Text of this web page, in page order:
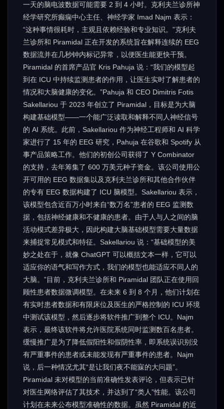
一天的脑电波数据可能需要 2 到 4 小时。克利夫兰诊所神
经学研究所癫痫中心主任、神经学家 Imad Najm 表示：
“这种事情很耗时，主观且依赖经验和专业知识。”克利夫
兰诊所和 Piramidal 正在开发的系统旨在解释连续的 EEG
数据流并在几秒钟内标记异常，以便医生能更快干预。
Piramidal 的首席产品官 Kris Pahuja 说：“我们的模型起
到在 ICU 中持续监测患者的作用，让医生实时了解患者的
情况和大脑健康的变化。”Pahuja 和 CEO Dimitris Fotis
Sakellariou 于 2023 年创立了 Piramidal，目标是为大脑
构建基础模型——一个能广泛读取和解释不同人神经信号
的 AI 系统。此前，Sakellariou 作为神经工程师和 AI 科学
家进行了 15 年的 EEG 研究，Pahuja 在谷歌和 Spotify 从
事产品策略工作。他们的初创公司获得了 Y Combinator
的支持，去年筹集了 600 万美元种子资金。该公司使用公
开可用的 EEG 数据集以及克利夫兰诊所和其他合作伙伴
的专有 EEG 数据构建了 ICU 脑模型。Sakellariou 表示，
该模型包含近百万小时来自“数万名”患者的 EEG 监测数
据，包括神经健康和不健康的患者。由于人与人之间的脑
活动模式差异极大，因此构建大脑基础模型需要大量数据
来捕捉常见模式和特征。Sakellariou 说：“基础模型的美
妙之处在于，就像 ChatGPT 可以概括文本一样，它可以
适应你的语气和写作方式，我们的模型也能适应不同人的
大脑。”目前，克利夫兰诊所和 Piramidal 团队正在使用回
顾性患者数据微调模型。在未来 6 到 8 个月，他们计划在
有实时患者数据和有限床位及医生的严格控制的 ICU 环境
中测试该模型，然后逐步将软件推广到整个 ICU。Najm
表示，最终该软件将允许医院系统同时监测数百名患者。
缓慢推广是为了降低假阳性和假阴性率，即系统误识别没
有严重事件的患者或未能发现有严重事件的患者。Najm
说，后一种情况尤其“是让我们夜不能寐的大问题”。
Piramidal 未对模型的当前准确性发表评论，但表示已针
对医生网络评估了其技术，并达到了“类人”性能。该公司
计划在未来公布模型准确性的数据。虽然 Piramidal 的近